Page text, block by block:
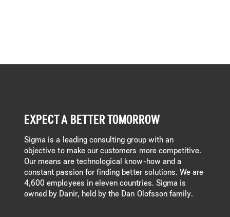
EXPECT A BETTER TOMORROW
Sigma is a leading consulting group with an
objective to make our customers more competitive.
Our means are technological know-how and a
constant passion for finding better solutions. We are
4,600 employees in eleven countries. Sigma is
owned by Danir, held by the Dan Olofsson family.